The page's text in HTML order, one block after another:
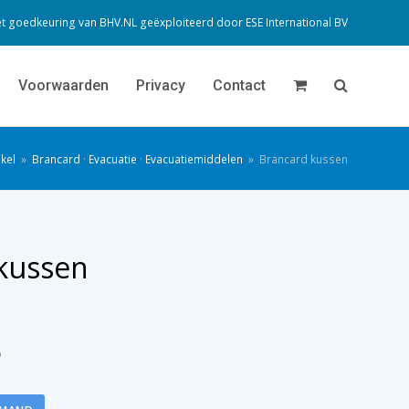
goedkeuring van BHV.NL geëxploiteerd door ESE International BV
Voorwaarden Privacy Contact
» Brancard · Evacuatie · Evacuatiemiddelen » Brancard kussen